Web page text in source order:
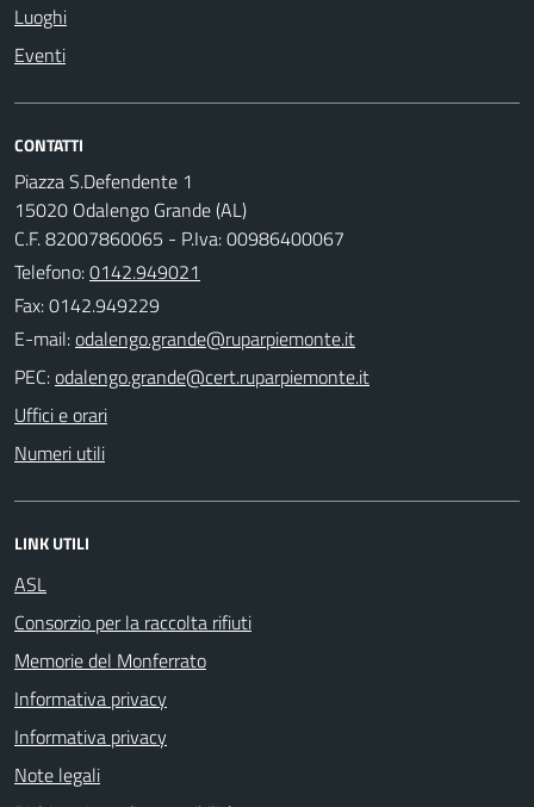
Luoghi
Eventi
CONTATTI
Piazza S.Defendente 1
15020 Odalengo Grande (AL)
C.F. 82007860065 - P.Iva: 00986400067
Telefono:0142.949021
Fax: 0142.949229
E-mail:
PEC:
Uffici e orari
Numeri utili
LINK UTILI
ASL
Consorzio per la raccolta rifiuti
Memorie del Monferrato
Informativa privacy
Informativa privacy
Note legali